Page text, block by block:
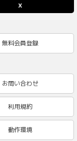
X
無料会員登録
お問い合わせ
利用規約
動作環境